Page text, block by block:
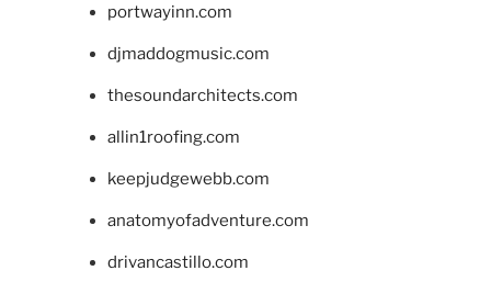
portwayinn.com
djmaddogmusic.com
thesoundarchitects.com
allin1roofing.com
keepjudgewebb.com
anatomyofadventure.com
drivancastillo.com